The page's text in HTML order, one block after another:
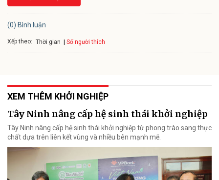
(0) Bình luận
Xếp theo: Thời gian Số người thích
XEM THÊM KHỞI NGHIỆP
Tây Ninh nâng cấp hệ sinh thái khởi nghiệp
Tây Ninh nâng cấp hệ sinh thái khởi nghiệp từ phong trào sang thực
chất dựa trên liên kết vùng và nhiều bên mạnh mẽ.